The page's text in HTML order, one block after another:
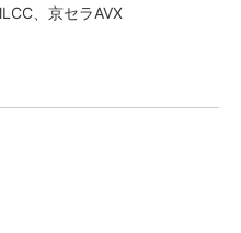
、京セラAVX